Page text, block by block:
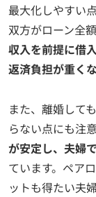
最大化しやすい
双方がローン全
収入を前提に借
返済負担が重く
また、離婚して
らない点にも注
が安定し、夫婦
ています。ペア
ットも得たい夫